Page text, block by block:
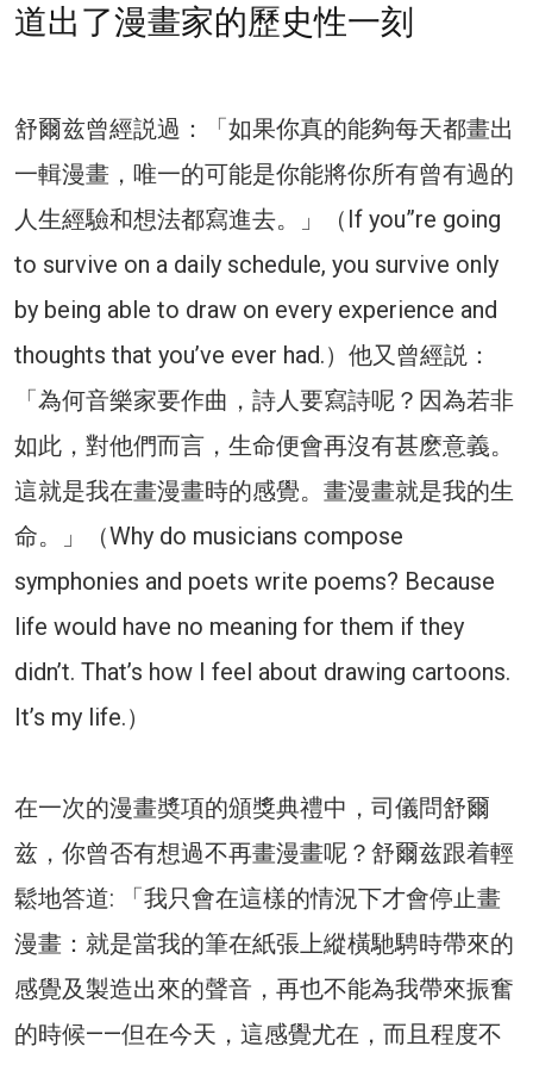
道出了漫畫家的歷史性一刻
舒爾兹曾經説過：「如果你真的能夠每天都畫出
一輯漫畫，唯一的可能是你能將你所有曾有過的
人生經驗和想法都寫進去。」（If you”re going
to survive on a daily schedule, you survive only
by being able to draw on every experience and
thoughts that you’ve ever had.）他又曾經説：
「為何音樂家要作曲，詩人要寫詩呢？因為若非
如此，對他們而言，生命便會再沒有甚麽意義。
這就是我在畫漫畫時的感覺。畫漫畫就是我的生
命。」（Why do musicians compose
symphonies and poets write poems? Because
life would have no meaning for them if they
didn’t. That’s how I feel about drawing cartoons.
It’s my life.）
在一次的漫畫奬項的頒獎典禮中，司儀問舒爾
兹，你曾否有想過不再畫漫畫呢？舒爾兹跟着輕
鬆地答道: 「我只會在這樣的情況下才會停止畫
漫畫：就是當我的筆在紙張上縱橫馳騁時帶來的
感覺及製造出來的聲音，再也不能為我帶來振奮
的時候——但在今天，這感覺尤在，而且程度不